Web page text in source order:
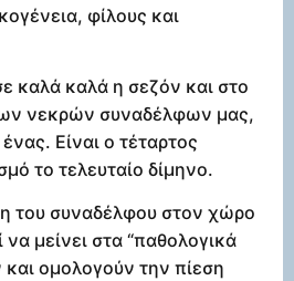
φίλους και
καλά καλά η σεζόν και στο
νεκρών συναδέλφων μας,
Είναι ο τέταρτος
το τελευταίο δίμηνο.
του συναδέλφου στον χώρο
να μείνει στα “παθολογικά
και ομολογούν την πίεση